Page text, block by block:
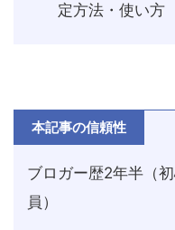
定方法・使い方
本記事の信頼性
ブロガー歴2年半（
員）